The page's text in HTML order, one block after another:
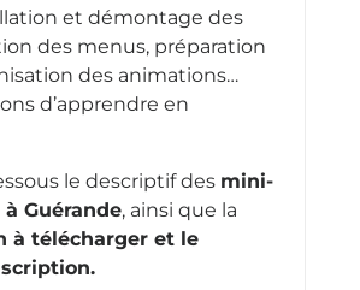
et démontage des
des menus, préparation
des animations…
d’apprendre en
le descriptif des mini-
Guérande, ainsi que la
à télécharger et le